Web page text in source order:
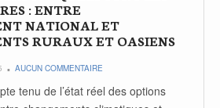
: ENTRE
NATIONAL ET
RURAUX ET OASIENS
AUCUN COMMENTAIRE
tenu de l’état réel des options